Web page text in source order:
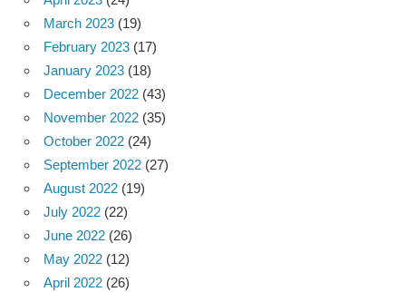
March 2023 (19)
February 2023 (17)
January 2023 (18)
December 2022 (43)
November 2022 (35)
October 2022 (24)
September 2022 (27)
August 2022 (19)
July 2022 (22)
June 2022 (26)
May 2022 (12)
April 2022 (26)